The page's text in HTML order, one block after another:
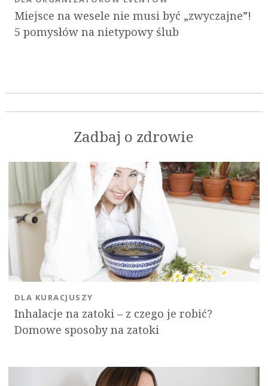
Miejsce na wesele nie musi być „zwyczajne”!
5 pomysłów na nietypowy ślub
Zadbaj o zdrowie
Inhalacje na zatoki – z czego je robić?
Domowe sposoby na zatoki
DLA KURACJUSZY